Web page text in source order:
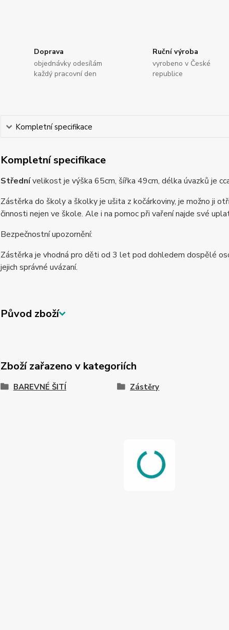
Doprava
objednávky odesílám
každý pracovní den
Ruční výroba
vyrobeno v České
republice
Kompletní specifikace
Kompletní specifikace
Střednívelikost je výška 65cm, šířka 49cm, délka úvazků je
Zástěrka do školy a školky je ušita z kočárkoviny, je možno ji
činnosti nejen ve škole. Ale i na pomoc při vaření najde své
Bezpečnostní upozornění:
Zástěrka je vhodná pro děti od 3 let pod dohledem dospělé
jejich správné uvázaní.
Původ zboží
Zboží zařazeno v kategoriích
BAREVNÉ ŠITÍ Zástěry